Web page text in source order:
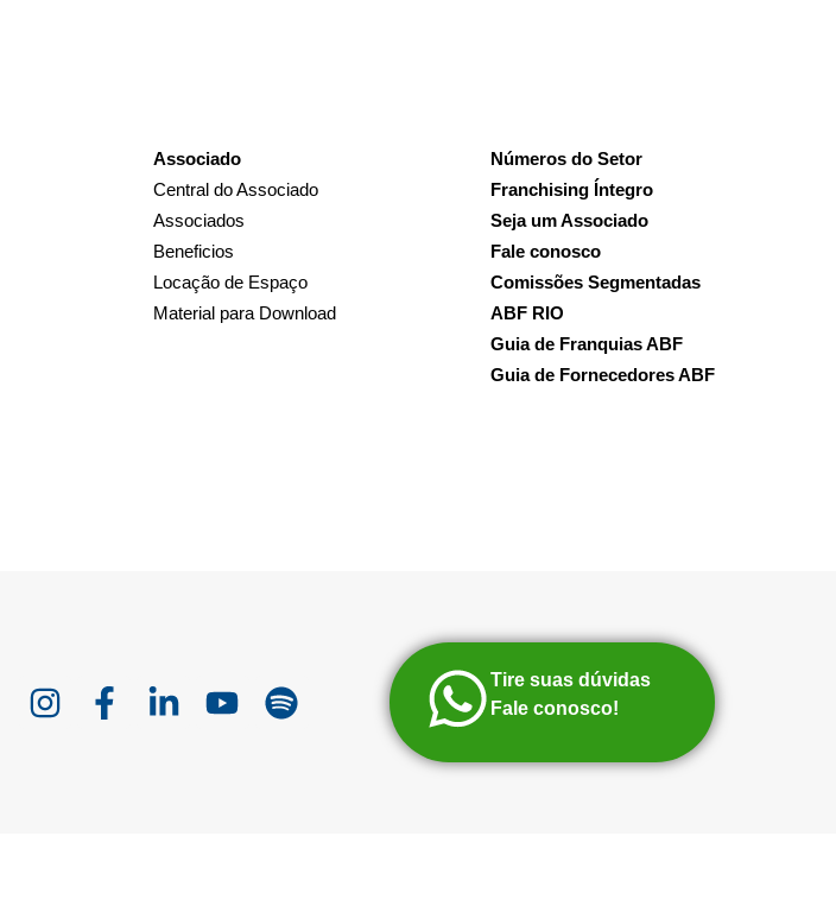
Associado
Central do Associado
Associados
Beneficios
Locação de Espaço
Material para Download
Números do Setor
Franchising Íntegro
Seja um Associado
Fale conosco
Comissões Segmentadas
ABF RIO
Guia de Franquias ABF
Guia de Fornecedores ABF
Tire suas dúvidas
Fale conosco!